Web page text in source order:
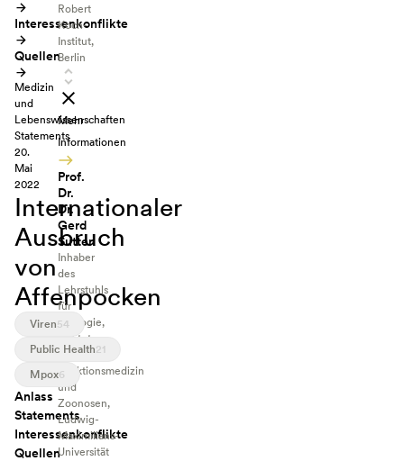
Interessenkonflikte
Quellen
Medizin
und
Lebenswissenschaften
Statements
20.
Mai
2022
Internationaler
Ausbruch
von
Affenpocken
Viren54
Public Health21
Mpox6
Anlass
Statements
Interessenkonflikte
Quellen
Robert
Koch-
Institut,
Berlin
Mehr
Informationen
Prof.
Dr.
Dr.
Gerd
Sutter
Inhaber
des
Lehrstuhls
für
Virologie,
Institut
für
Infektionsmedizin
und
Zoonosen,
Ludwig-
Maximilians-
Universität